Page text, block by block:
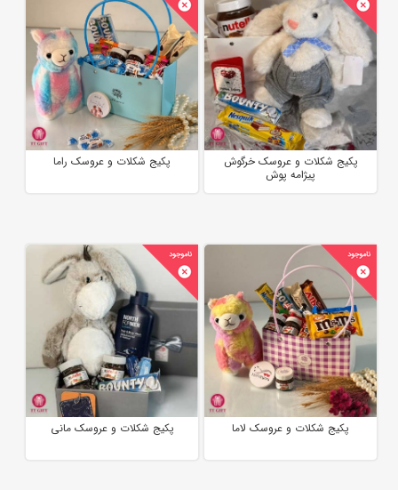
پکیج شکلات و عروسک خرگوش
پیژامه پوش
پکیج شکلات و عروسک راما
پکیج شکلات و عروسک لاما پکیج شکلات و عروسک مانی